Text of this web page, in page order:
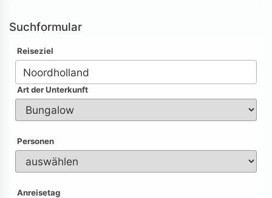
Suchformular
Reiseziel
Art der Unterkunft
Personen
Anreisetag